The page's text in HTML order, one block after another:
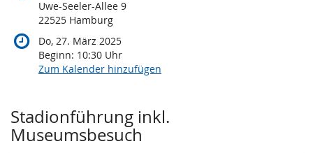
Uwe-Seeler-Allee 9
22525 Hamburg
Do, 27. März 2025
Beginn: 10:30 Uhr
Zum Kalender hinzufügen
Produkte
Stadionführung inkl.
Museumsbesuch